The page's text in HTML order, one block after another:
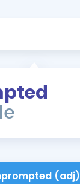
(adj)